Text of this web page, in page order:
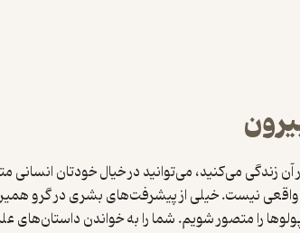
می‌کنید، می‌توانید در خیال خودتان انسانی
واقعی نیست. خیلی از پیشرفت‌های بشری در گرو
آپولوها را متصور شویم. شما را به خواندن